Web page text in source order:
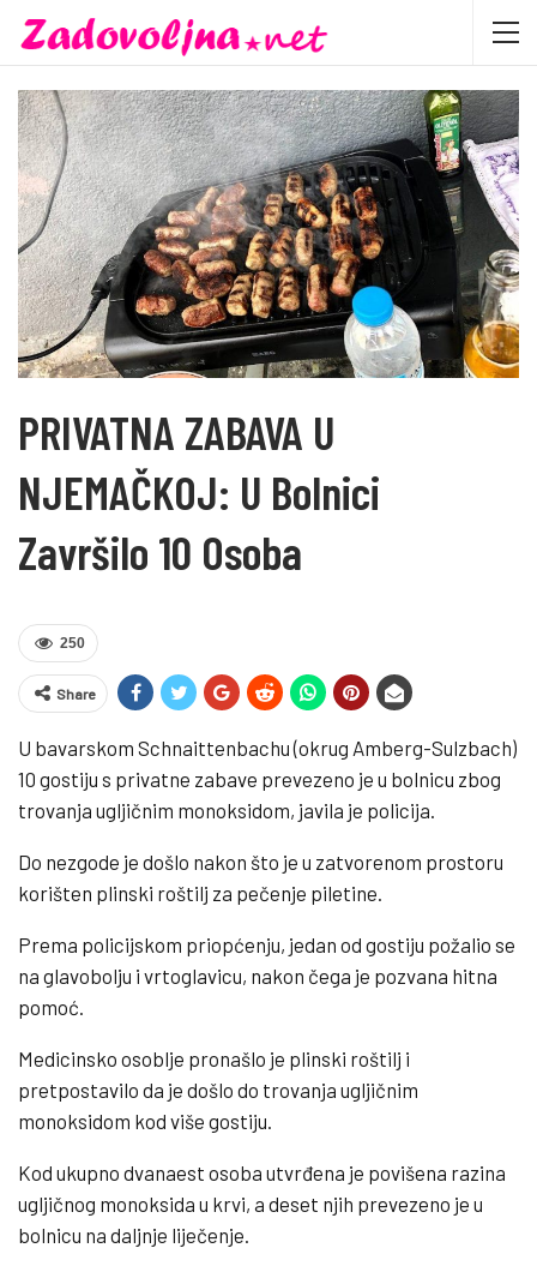
PRIVATNA ZABAVA U
NJEMAČKOJ: U Bolnici
Završilo 10 Osoba
250
Share
U bavarskom Schnaittenbachu (okrug Amberg-Sulzbach)
10 gostiju s privatne zabave prevezeno je u bolnicu zbog
trovanja ugljičnim monoksidom, javila je policija.
Do nezgode je došlo nakon što je u zatvorenom prostoru
korišten plinski roštilj za pečenje piletine.
Prema policijskom priopćenju, jedan od gostiju požalio se
na glavobolju i vrtoglavicu, nakon čega je pozvana hitna
pomoć.
Medicinsko osoblje pronašlo je plinski roštilj i
pretpostavilo da je došlo do trovanja ugljičnim
monoksidom kod više gostiju.
Kod ukupno dvanaest osoba utvrđena je povišena razina
ugljičnog monoksida u krvi, a deset njih prevezeno je u
bolnicu na daljnje liječenje.